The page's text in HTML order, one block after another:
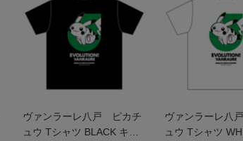
ヴァンラーレ八戸 ピカチ
ュウ Tシャツ BLACK キッ
ヴァンラーレ八
ュウ Tシャツ